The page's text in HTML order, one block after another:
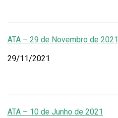
ATA – 29 de Novembro de 2021
29/11/2021
ATA – 10 de Junho de 2021